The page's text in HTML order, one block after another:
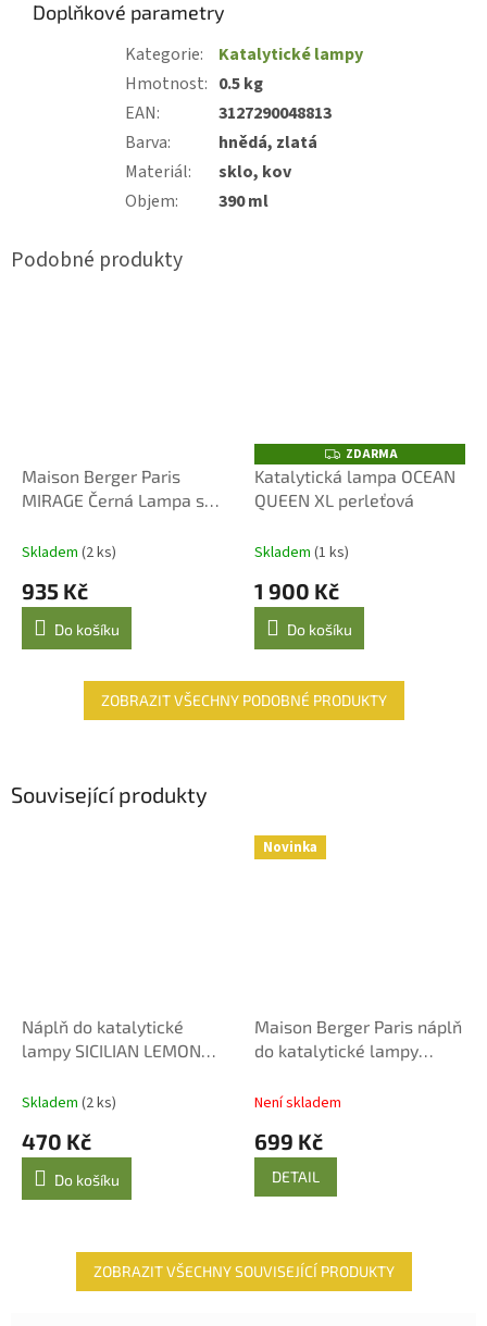
Doplňkové parametry
Kategorie:
Katalytické lampy
Hmotnost: 0.5 kg
EAN:
3127290048813
Barva:
hnědá, zlatá
Materiál:
sklo, kov
Objem: 390 ml
Maison Berger Paris
MIRAGE Černá Lampa s
Skladem (2 ks)
935 Kč
Do košíku
Z
D
A
R
M
ZDARMA
Katalytická lampa OCEAN
QUEEN XL perleťová
Skladem (1 ks)
1 900 Kč
Do košíku
ZOBRAZIT VŠECHNY PODOBNÉ PRODUKTY
Související produkty
Náplň do katalytické
lampy SICILIAN LEMON
Skladem (2 ks)
470 Kč
Do košíku
Novinka
Maison Berger Paris náplň
do katalytické lampy
Není skladem
699 Kč
DETAIL
ZOBRAZIT VŠECHNY SOUVISEJÍCÍ PRODUKTY